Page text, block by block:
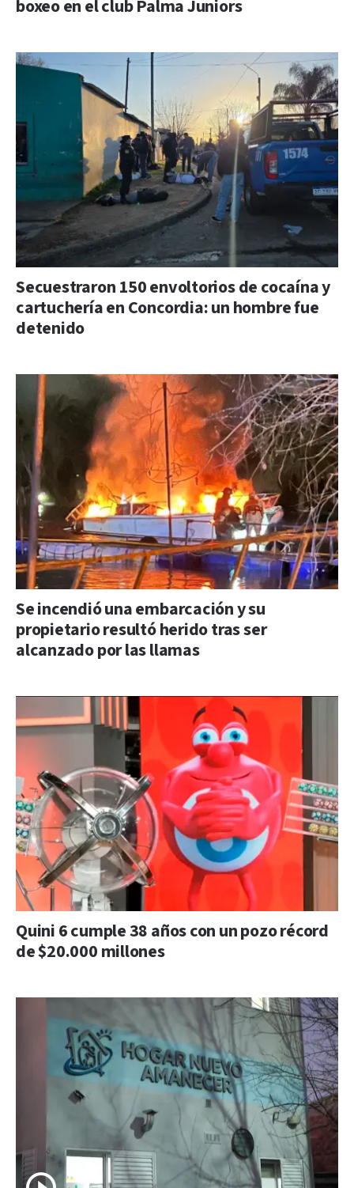
boxeo en el club Palma Juniors
Secuestraron 150 envoltorios de cocaína y
cartuchería en Concordia: un hombre fue
detenido
Se incendió una embarcación y su
propietario resultó herido tras ser
alcanzado por las llamas
Quini 6 cumple 38 años con un pozo récord
de $20.000 millones